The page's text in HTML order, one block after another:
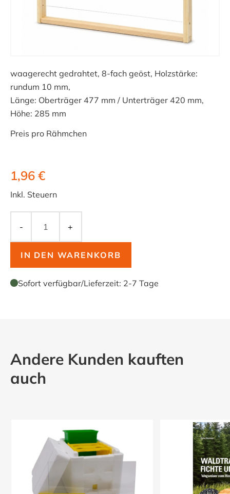
waagerecht gedrahtet, 8-fach geöst, Holzstärke:
rundum 10 mm,
Länge: Oberträger 477 mm / Unterträger 420 mm,
Höhe: 285 mm
Preis pro Rähmchen
1,96 €
Inkl. Steuern
- +
IN DEN WARENKORB
Sofort verfügbar/Lieferzeit: 2-7 Tage
Andere Kunden kauften
auch